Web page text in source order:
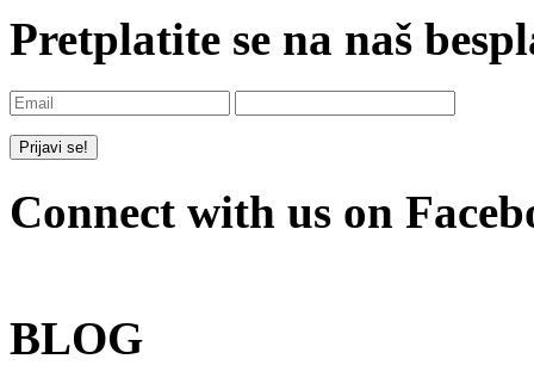
Pretplatite se na naš
Connect with us on
BLOG